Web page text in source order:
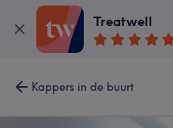
Treatwell
Kappers in de buurt